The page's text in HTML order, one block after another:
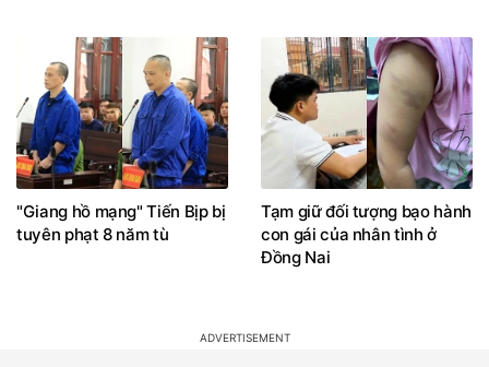
"Giang hồ mạng" Tiến Bịp bị
tuyên phạt 8 năm tù
Tạm giữ đối tượng bạo hành
con gái của nhân tình ở
Đồng Nai